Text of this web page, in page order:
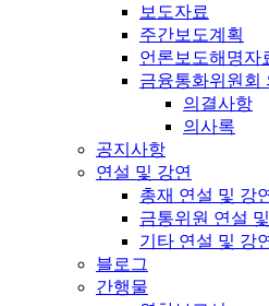
보도자료
주간보도계획
언론보도해명자
금융통화위원회
의결사항
의사록
공지사항
연설 및 강연
총재 연설 및 강
금통위원 연설
기타 연설 및 강
블로그
간행물